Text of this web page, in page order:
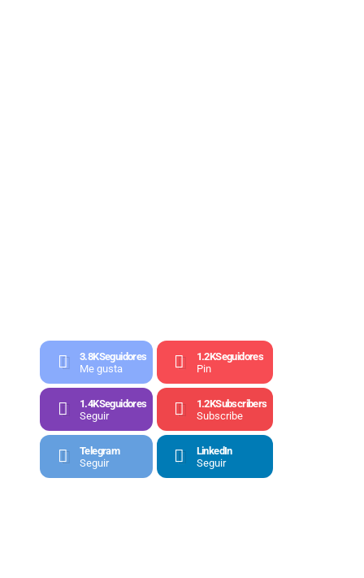
3.8KSeguidores
Me gusta
1.2KSeguidores
Pin
1.4KSeguidores
Seguir
1.2KSubscribers
Subscribe
Telegram
Seguir
LinkedIn
Seguir